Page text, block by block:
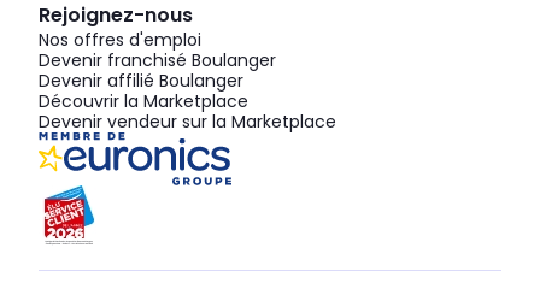
Rejoignez-nous
Nos offres d'emploi
Devenir franchisé Boulanger
Devenir affilié Boulanger
Découvrir la Marketplace
Devenir vendeur sur la Marketplace